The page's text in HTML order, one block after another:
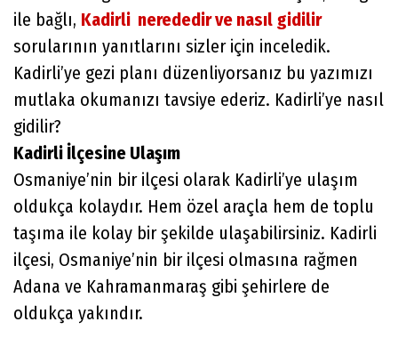
ile bağlı, Kadirli nerededir ve nasıl gidilir
sorularının yanıtlarını sizler için inceledik.
Kadirli’ye gezi planı düzenliyorsanız bu yazımızı
mutlaka okumanızı tavsiye ederiz. Kadirli’ye nasıl
gidilir?
Kadirli İlçesine Ulaşım
Osmaniye’nin bir ilçesi olarak Kadirli’ye ulaşım
oldukça kolaydır. Hem özel araçla hem de toplu
taşıma ile kolay bir şekilde ulaşabilirsiniz. Kadirli
ilçesi, Osmaniye’nin bir ilçesi olmasına rağmen
Adana ve Kahramanmaraş gibi şehirlere de
oldukça yakındır.